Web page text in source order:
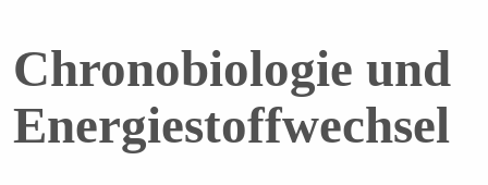
Chronobiologie und
Energiestoffwechsel